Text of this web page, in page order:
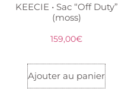
KEECIE • Sac “Off Duty”
(moss)
159,00€
Ajouter au panier